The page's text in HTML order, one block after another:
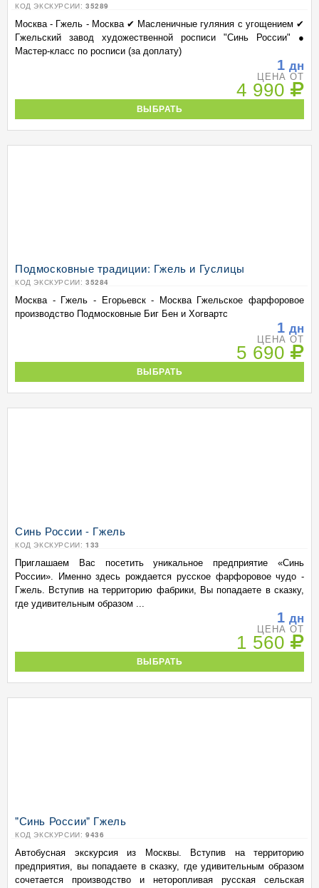
КОД ЭКСКУРСИИ: 35289
Москва - Гжель - Москва ✔ Масленичные гуляния с угощением ✔
Гжельский завод художественной росписи "Синь России" ●
Мастер-класс по росписи (за доплату)
1 дн
ЦЕНА ОТ
4 990
ВЫБРАТЬ
Подмосковные традиции: Гжель и Гуслицы
КОД ЭКСКУРСИИ: 35284
Москва - Гжель - Егорьевск - Москва Гжельское фарфоровое
производство Подмосковные Биг Бен и Хогвартс
1 дн
ЦЕНА ОТ
5 690
ВЫБРАТЬ
Синь России - Гжель
КОД ЭКСКУРСИИ: 133
Приглашаем Вас посетить уникальное предприятие «Синь
России». Именно здесь рождается русское фарфоровое чудо -
Гжель. Вступив на территорию фабрики, Вы попадаете в сказку,
где удивительным образом ...
1 дн
ЦЕНА ОТ
1 560
ВЫБРАТЬ
"Синь России" Гжель
КОД ЭКСКУРСИИ: 9436
Автобусная экскурсия из Москвы. Вступив на территорию
предприятия, вы попадаете в сказку, где удивительным образом
сочетается производство и неторопливая русская сельская